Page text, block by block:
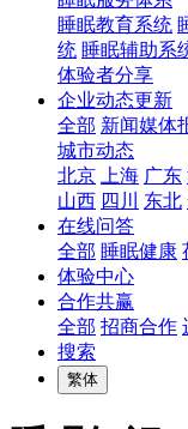
睡眠教育系统
统 睡眠辅助系
体验者分享
企业动态更新
全部 新闻媒体
城市动态
北京
上海 广东
山西 四川 东北
在线问答
全部 睡眠健康
体验中心
合作共赢
全部 招商合作
搜索
繁体